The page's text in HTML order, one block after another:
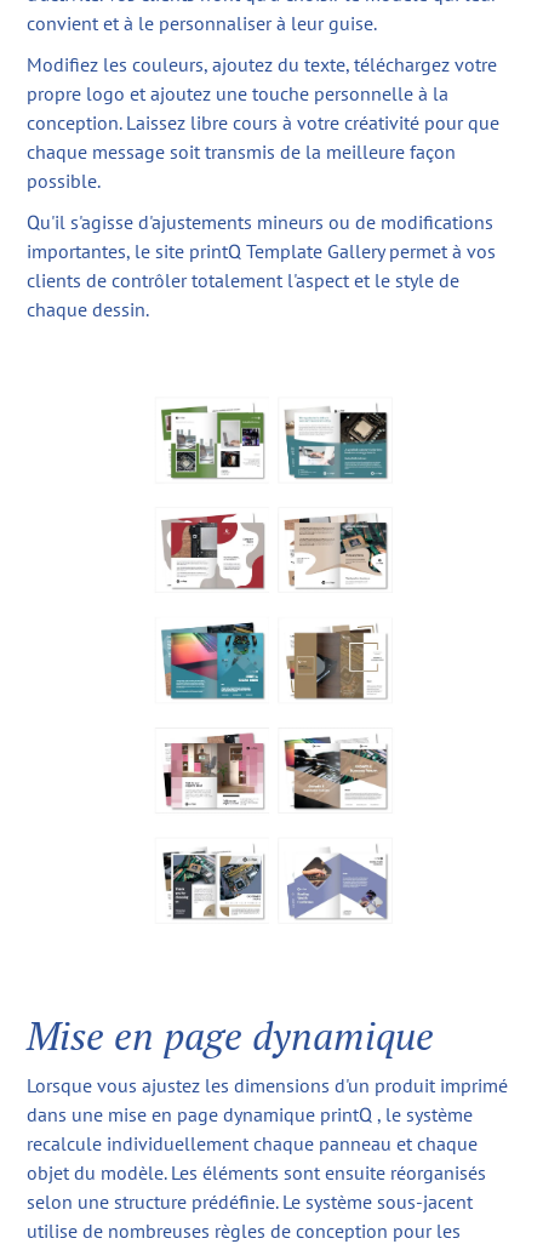
convient et à le personnaliser à leur guise.
Modifiez les couleurs, ajoutez du texte, téléchargez votre
propre logo et ajoutez une touche personnelle à la
conception. Laissez libre cours à votre créativité pour que
chaque message soit transmis de la meilleure façon
possible.
Qu'il s'agisse d'ajustements mineurs ou de modifications
importantes, le site printQ Template Gallery permet à vos
clients de contrôler totalement l'aspect et le style de
chaque dessin.
Mise en page dynamique
Lorsque vous ajustez les dimensions d'un produit imprimé
dans une mise en page dynamique printQ , le système
recalcule individuellement chaque panneau et chaque
objet du modèle. Les éléments sont ensuite réorganisés
selon une structure prédéfinie. Le système sous-jacent
utilise de nombreuses règles de conception pour les